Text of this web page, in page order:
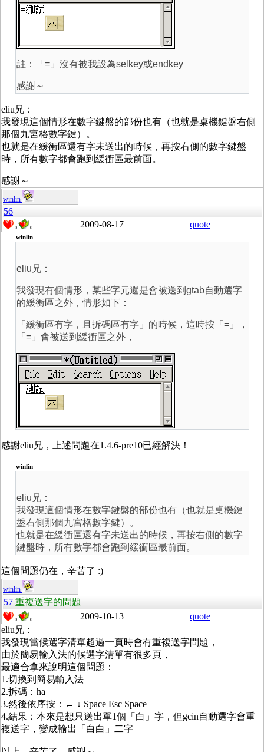
註：「=」沒有被我設為selkey或endkey
感謝～
eliu兄：
我發現這個情形在數字鍵盤的部份也有（也就是桌機鍵盤右側
那個九宮格數字鍵）。
也就是在緩衝區還有字未送出的時候，再按右側的數字鍵盤
時，所有數字都會跑到緩衝區最前面。
感謝～
winlin
56
0 0 2009-08-17 quote
winlin
eliu兄：
我發現有個情形，某些字元還是會被送到gtab自動選字
的緩衝區之外，情形如下：
「緩衝區有字，且拆碼區有字」的時候，這時按「=」，
「=」會被送到緩衝區之外，
感謝eliu兄，上述問題在1.4.6-pre10已經解決！
winlin
eliu兄：
我發現這個情形在數字鍵盤的部份也有（也就是桌機鍵
盤右側那個九宮格數字鍵）。
也就是在緩衝區還有字未送出的時候，再按右側的數字
鍵盤時，所有數字都會跑到緩衝區最前面。
這個問題仍在，辛苦了 :)
winlin
57 重複送字的問題
0 0 2009-10-13
quote
eliu兄：
我發現當候選字清單超過一頁時會有重複送字問題，
由於簡易輸入法的候選字清單有很多頁，
最適合拿來說明這個問題：
1.切換到簡易輸入法
2.拆碼：ha
3.然後依序按：← ↓ Space Esc Space
4.結果：本來是想只送出單1個「白」字，但gcin自動選字會重
複送字，變成輸出「白白」二字